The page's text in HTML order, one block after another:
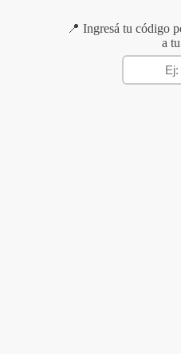
📍 Ingresá tu código
a